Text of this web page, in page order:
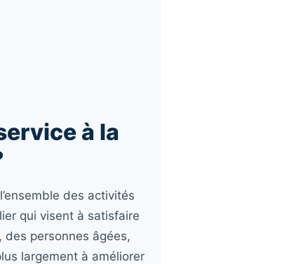
à la
des activités
qui visent à satisfaire
personnes âgées,
largement à améliorer